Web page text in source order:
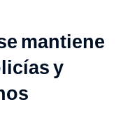
mantiene
y